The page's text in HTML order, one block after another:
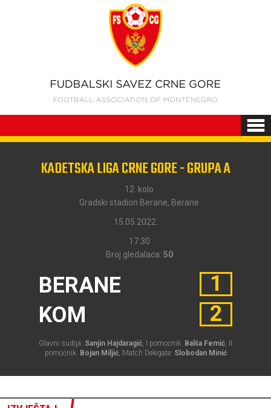
KADETSKA LIGA CRNE GORE - GRUPA A
12. kolo
Gradski stadion Berane, Berane
15.05.2022.
17:30
Broj gledalaca: 50
BERANE
KOM
1
2
Glavni sudija: Sanjin Hajdaragić, I pomoćnik: Balša Femić, II
pomoćnik: Bojan Miljić, Match Delegate: Slobodan Minić